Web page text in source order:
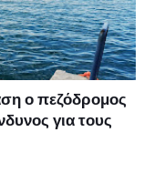
ο πεζόδρομος
για τους